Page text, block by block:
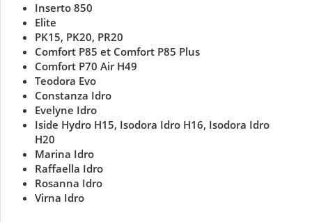
Inserto 850
Elite
PK15, PK20, PR20
Comfort P85 et Comfort P85 Plus
Comfort P70 Air H49
Teodora Evo
Constanza Idro
Evelyne Idro
Iside Hydro H15, Isodora Idro H16, Isodora Idro
H20
Marina Idro
Raffaella Idro
Rosanna Idro
Virna Idro